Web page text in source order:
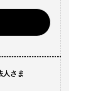
人さま